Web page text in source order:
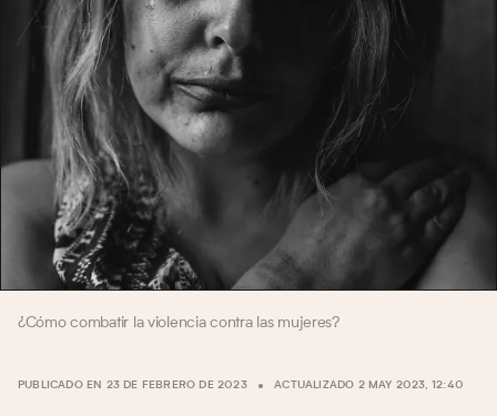
¿Cómo combatir la violencia contra las mujeres?
PUBLICADO EN 23 DE FEBRERO DE 2023 ACTUALIZADO 2 MAY 2023, 12:40